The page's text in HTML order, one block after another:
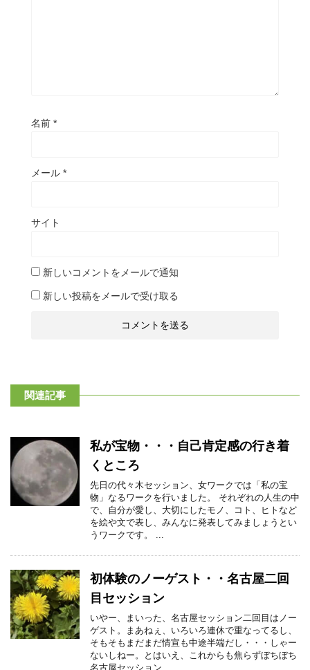
名前 *
メール *
サイト
新しいコメントをメールで通知
新しい投稿をメールで受け取る
関連記事
私が宝物・・・自己肯定感の行き着
くところ
先日の代々木セッション、女ワークでは「私の宝
物」なるワークを行いました。 それぞれの人生の中
で、自分が愛し、大切にしたモノ、コト、ヒトなど
を絵や文で表し、みんなに発表してみましょうとい
うワークです。 ...
初体験のノーゲスト・・名古屋二回
目セッション
いやー、まいった、名古屋セッション二回目はノー
ゲスト。まあねぇ、いろいろ連休で重なってるし、
そもそもまだまだ情宣も中途半端だし・・・しゃー
ないしねー。とはいえ、これからも焦らずぼちぼち
名古屋セッション ...